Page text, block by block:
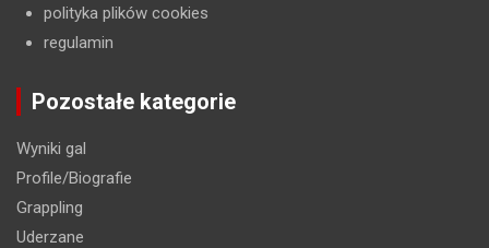
polityka plików cookies
regulamin
Pozostałe kategorie
Wyniki gal
Profile/Biografie
Grappling
Uderzane